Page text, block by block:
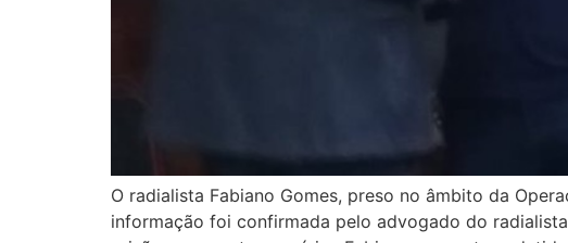
O radialista Fabiano Gomes, preso no âmbito da
informação foi confirmada pelo advogado do